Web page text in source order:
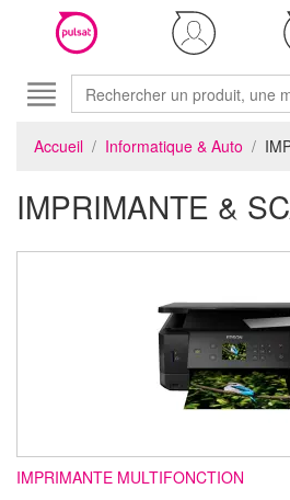
Accueil Informatique & Auto
IMPRIMANTE &
IMPRIMANTE MULTIFONCTION